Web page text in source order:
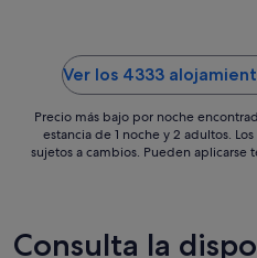
Ver los 4333
Precio más bajo por noche
estancia de 1 noche y 2 adultos.
sujetos a cambios. Pueden aplicarse
Consulta la